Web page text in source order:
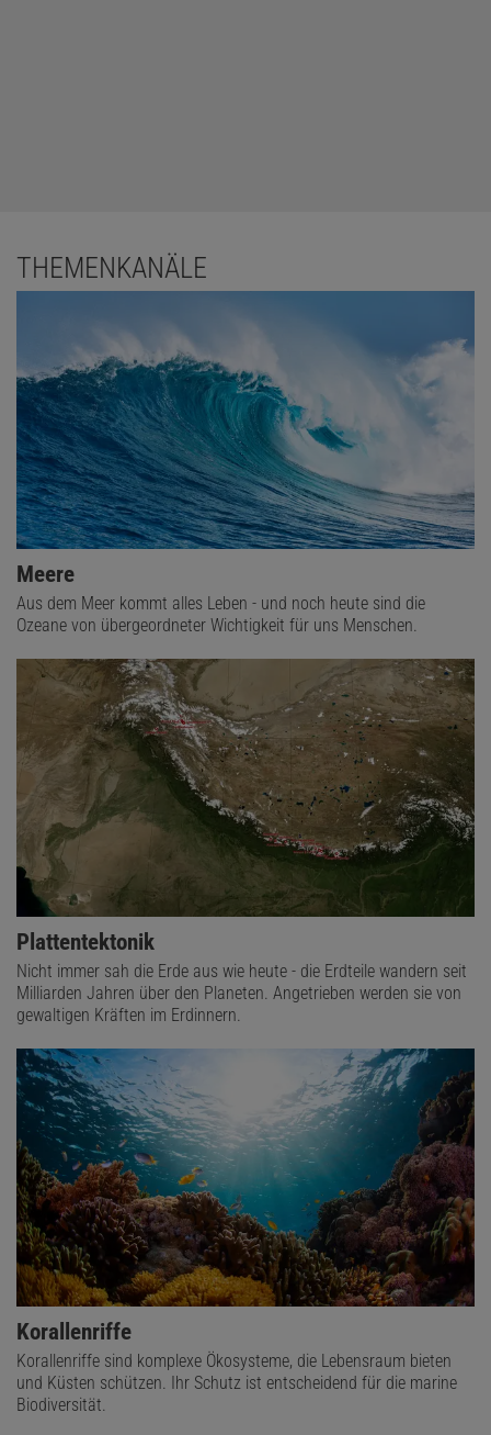
THEMENKANÄLE
Meere
Aus dem Meer kommt alles Leben - und noch heute sind die
Ozeane von übergeordneter Wichtigkeit für uns Menschen.
Plattentektonik
Nicht immer sah die Erde aus wie heute - die Erdteile wandern seit
Milliarden Jahren über den Planeten. Angetrieben werden sie von
gewaltigen Kräften im Erdinnern.
Korallenriffe
Korallenriffe sind komplexe Ökosysteme, die Lebensraum bieten
und Küsten schützen. Ihr Schutz ist entscheidend für die marine
Biodiversität.